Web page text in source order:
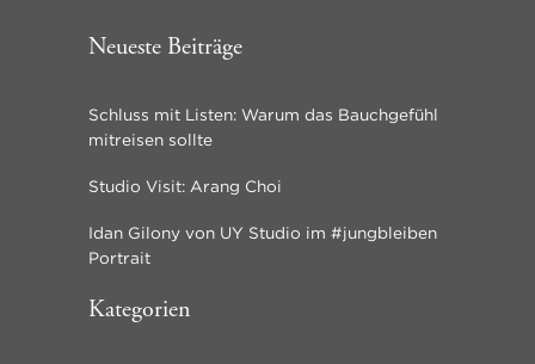
Neueste Beiträge
Schluss mit Listen: Warum das Bauchgefühl
mitreisen sollte
Studio Visit: Arang Choi
Idan Gilony von UY Studio im #jungbleiben
Portrait
Kategorien